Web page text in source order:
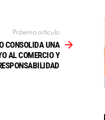
Próximo artículo
CONSOLIDA UNA
AL COMERCIO Y